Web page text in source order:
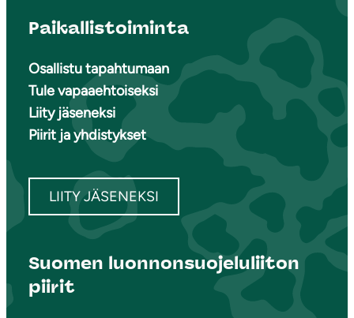
Paikallistoiminta
Osallistu tapahtumaan
Tule vapaaehtoiseksi
Liity jäseneksi
Piirit ja yhdistykset
LIITY JÄSENEKSI
Suomen luonnonsuojeluliiton
piirit